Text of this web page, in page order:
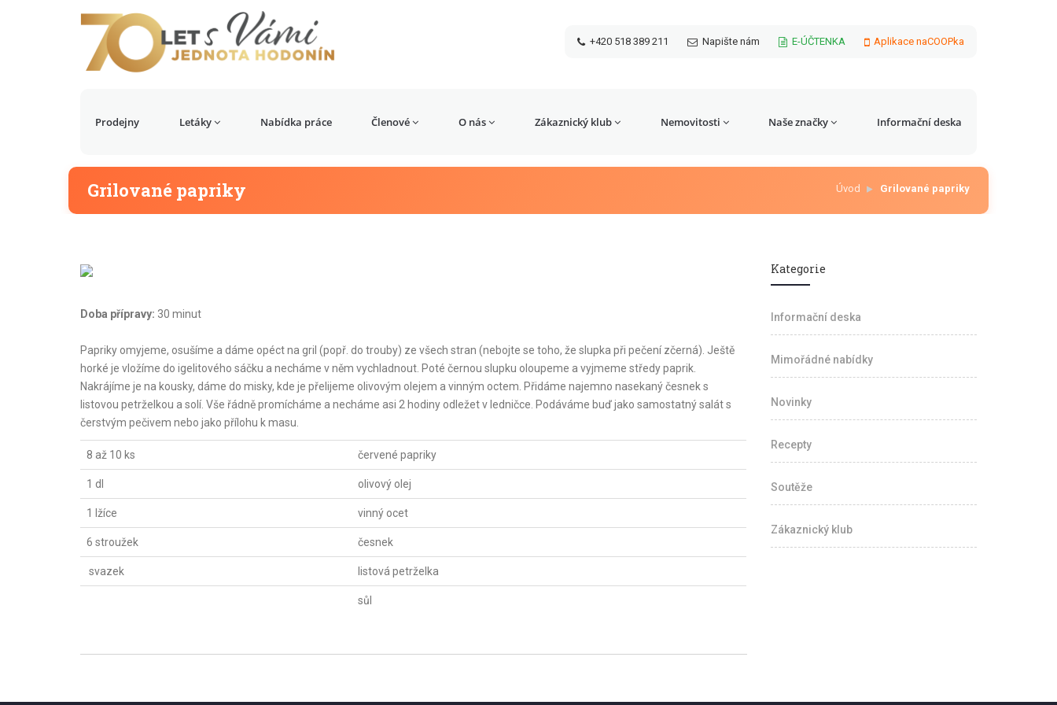
+420 518 389 211 Napište nám E-ÚČTENKA Aplikace naCOOPka
Prodejny Letáky Nabídka práce Členové O nás Zákaznický klub Nemovitosti Naše značky Informační deska
Grilované papriky Úvod Grilované papriky
Doba přípravy: 30 minut
Papriky omyjeme, osušíme a dáme opéct na gril (popř. do trouby) ze všech stran (nebojte se toho, že slupka při pečení zčerná). Ještě
horké je vložíme do igelitového sáčku a necháme v něm vychladnout. Poté černou slupku oloupeme a vyjmeme středy paprik.
Nakrájíme je na kousky, dáme do misky, kde je přelijeme olivovým olejem a vinným octem. Přidáme najemno nasekaný česnek s
listovou petrželkou a solí. Vše řádně promícháme a necháme asi 2 hodiny odležet v ledničce. Podáváme buď jako samostatný salát s
čerstvým pečivem nebo jako přílohu k masu.
8 až 10 ks červené papriky
1 dl olivový olej
1 lžíce vinný ocet
6 stroužek česnek
svazek listová petrželka
sůl
Kategorie
Informační deska
Mimořádné nabídky
Novinky
Recepty
Soutěže
Zákaznický klub